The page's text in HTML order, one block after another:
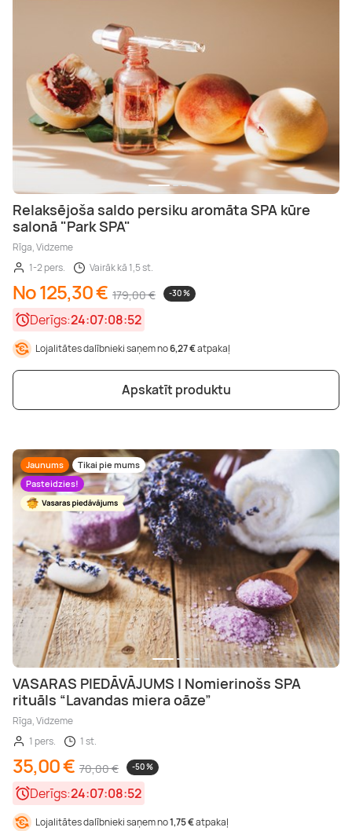
Relaksējoša saldo persiku aromāta SPA kūre
salonā "Park SPA"
Rīga, Vidzeme
1-2 pers.
Vairāk kā 1,5 st.
No 125,30 € 179,00 € -30 %
Derīgs:24:07:08:50
Lojalitātes dalībnieki saņem no6,27 €atpakaļ
Apskatīt produktu
Jaunums
Tikai pie mums
Pasteidzies!
VASARAS PIEDĀVĀJUMS | Nomierinošs SPA
rituāls “Lavandas miera oāze”
Rīga, Vidzeme
1 pers.
1 st.
35,00 € 70,00 € -50 %
Derīgs:24:07:08:50
Lojalitātes dalībnieki saņem no1,75 €atpakaļ